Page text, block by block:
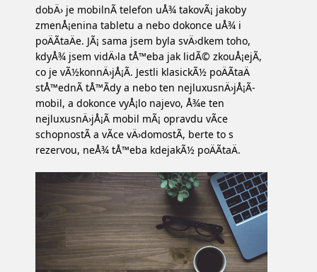
dobÄ› je mobilnÃ­ telefon uÅ¾ takovÃ¡ jakoby
zmenÅ¡enina tabletu a nebo dokonce uÅ¾ i
poÄÃ­taÄe. JÃ¡ sama jsem byla svÄ›dkem toho,
kdyÅ¾ jsem vidÄ›la tÅ™eba jak lidÃ© zkouÅ¡ejÃ­,
co je vÃ½konnÄ›jÅ¡Ã­. Jestli klasickÃ½ poÄÃ­taÄ
stÅ™ednÃ­ tÅ™Ã­dy a nebo ten nejluxusnÄ›jÅ¡Ã­
mobil, a dokonce vyÅ¡lo najevo, Å¾e ten
nejluxusnÄ›jÅ¡Ã­ mobil mÃ¡ opravdu vÃ­ce
schopnostÃ­ a vÃ­ce vÄ›domostÃ­, berte to s
rezervou, neÅ¾ tÅ™eba kdejakÃ½ poÄÃ­taÄ.